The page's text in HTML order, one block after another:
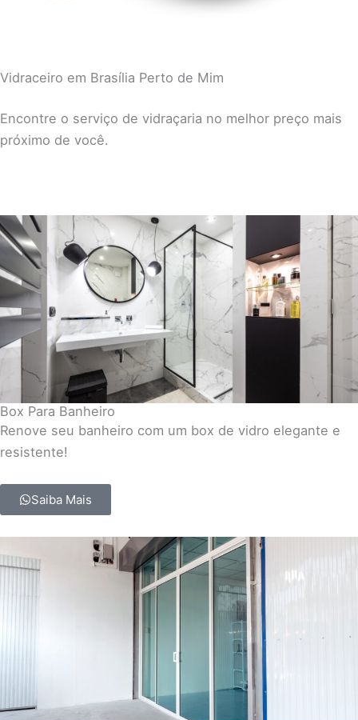
Vidraceiro em Brasília Perto de Mim
Encontre o serviço de vidraçaria no melhor preço mais
próximo de você.
Box Para Banheiro
Renove seu banheiro com um box de vidro elegante e
resistente!
Saiba Mais